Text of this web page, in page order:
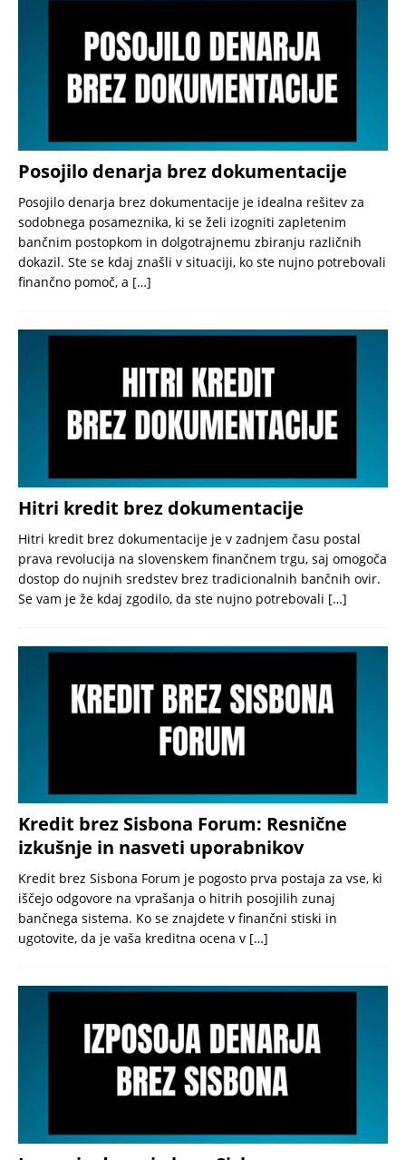
Posojilo denarja brez dokumentacije
Posojilo denarja brez dokumentacije je idealna rešitev za
sodobnega posameznika, ki se želi izogniti zapletenim
bančnim postopkom in dolgotrajnemu zbiranju različnih
dokazil. Ste se kdaj znašli v situaciji, ko ste nujno potrebovali
finančno pomoč, a […]
Hitri kredit brez dokumentacije
Hitri kredit brez dokumentacije je v zadnjem času postal
prava revolucija na slovenskem finančnem trgu, saj omogoča
dostop do nujnih sredstev brez tradicionalnih bančnih ovir.
Se vam je že kdaj zgodilo, da ste nujno potrebovali […]
Kredit brez Sisbona Forum: Resnične
izkušnje in nasveti uporabnikov
Kredit brez Sisbona Forum je pogosto prva postaja za vse, ki
iščejo odgovore na vprašanja o hitrih posojilih zunaj
bančnega sistema. Ko se znajdete v finančni stiski in
ugotovite, da je vaša kreditna ocena v […]